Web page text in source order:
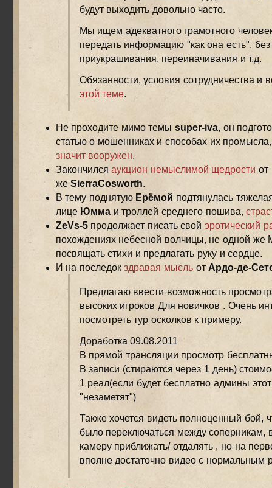
будут выходить довольно часто.
Мы ищем адекватного грамотного
передать информацию "как она есть", без
приукрашивания, переиначивания и т.д.
Обязанности, условия сотрудничества и
этой теме.
Не проходите мимо темы super-iva, он
статью о мошенниках и способах их
значит вооружен.
Закончилсяаукцион немыслимой щедрости от
жеSierraCosworth.
В тему поднятую Ерёмой подтянулась
лице Юмма и троллей среднего пошива,
ZeVs-5продолжает писать свой эротический
похождениях небесной волчицы, не одной же
посвящать стихи и предлагать руку и сердце.
И на последокздравая мысльотАрдо-де-
Предлагаю ввести возможность
высоких игроков Для новичков . Очень
посмотреть тур осколков к примеру.
Доработка 09.08.2011
В прямой трансляции просмотр
В записи (стираются через 1 день)
1 реал(если будет бесплатно админы
"незаметят")
Также хочется видеть полноценный бой,
было переключаться между соперникам,
камеру приближать/ отдалять , но на
вполне достаточно видео с нормальным